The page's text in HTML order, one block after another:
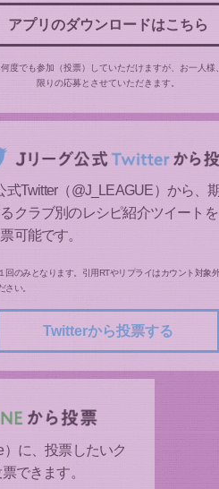
アプリのダウンロードはこちら
度でも参加（投票）していただけますが、お一人様
限りの応募とさせていただきます。
式Twitter（@J_LEAGUE）から、
クラブ別のレシピ紹介ツイート
可能です。
回のみとなります。引用RTやリプライはカウント対象
さい。
Twitterから投票する
に、投票したいク
できます。